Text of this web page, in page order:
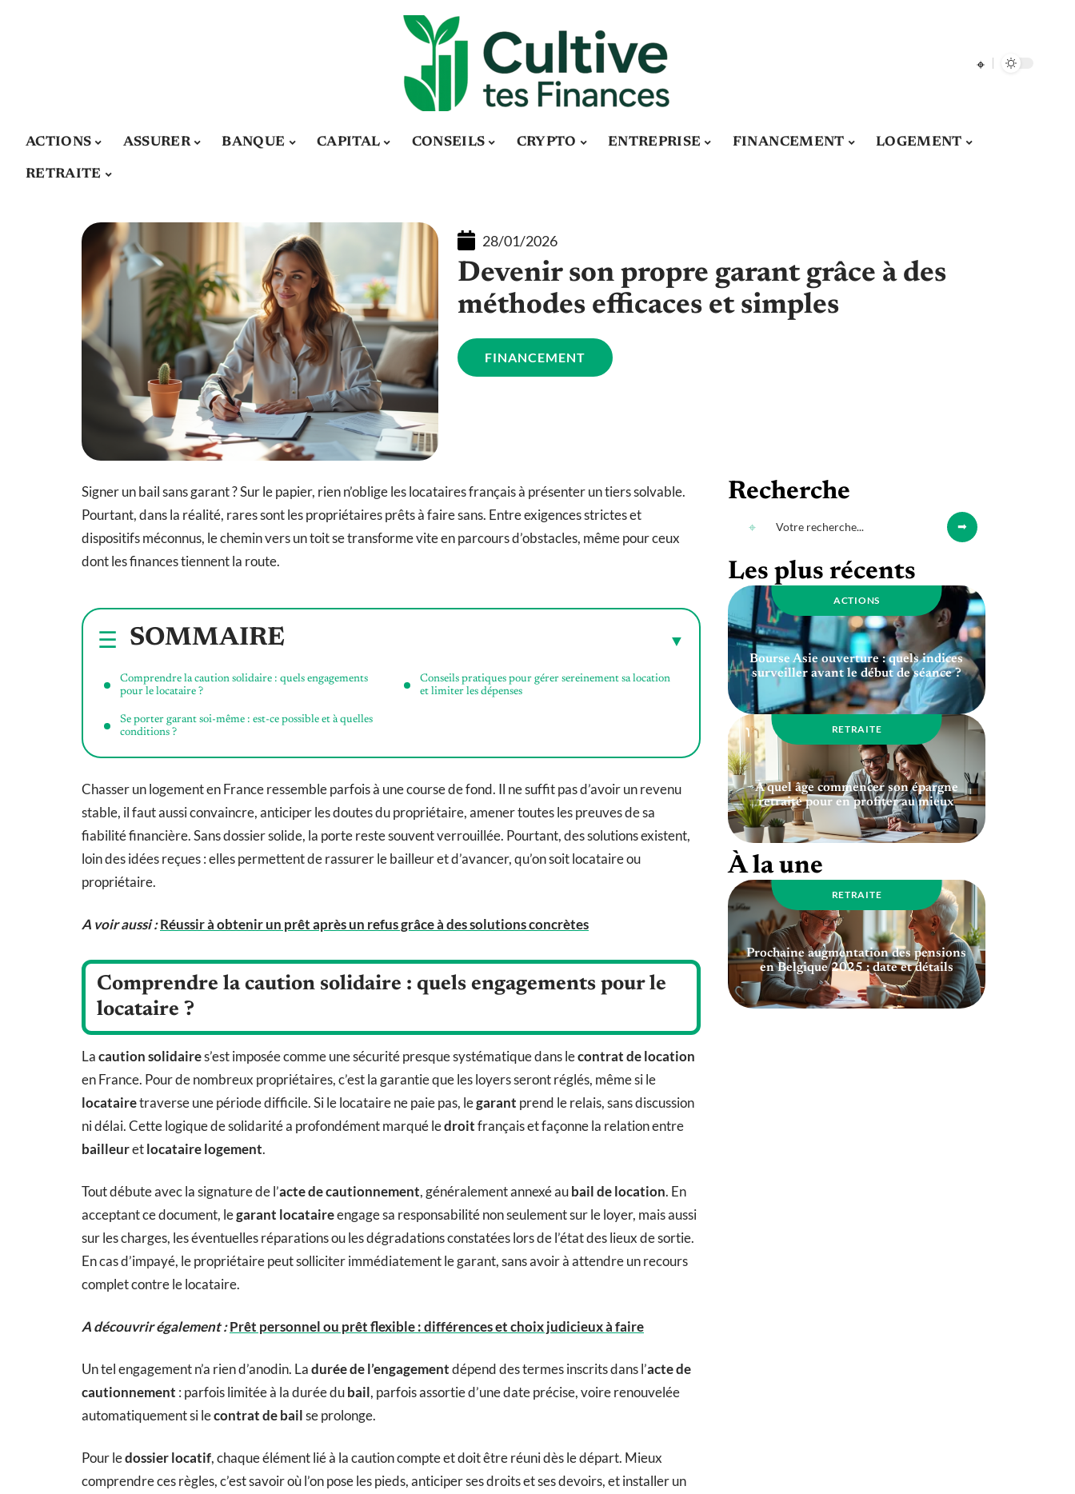
ACTIONS ASSURER BANQUE CAPITAL CONSEILS CRYPTO ENTREPRISE FINANCEMENT LOGEMENT
RETRAITE
28/01/2026
Devenir son propre garant grâce à des
méthodes efficaces et simples
FINANCEMENT
Signer un bail sans garant ? Sur le papier, rien n’oblige les locataires français à présenter un tiers solvable.
Pourtant, dans la réalité, rares sont les propriétaires prêts à faire sans. Entre exigences strictes et
dispositifs méconnus, le chemin vers un toit se transforme vite en parcours d’obstacles, même pour ceux
dont les finances tiennent la route.
SOMMAIRE
Comprendre la caution solidaire : quels engagements
pour le locataire ?
Se porter garant soi-même : est-ce possible et à quelles
conditions ?
Conseils pratiques pour gérer sereinement sa location
et limiter les dépenses
Chasser un logement en France ressemble parfois à une course de fond. Il ne suffit pas d’avoir un revenu
stable, il faut aussi convaincre, anticiper les doutes du propriétaire, amener toutes les preuves de sa
fiabilité financière. Sans dossier solide, la porte reste souvent verrouillée. Pourtant, des solutions existent,
loin des idées reçues : elles permettent de rassurer le bailleur et d’avancer, qu’on soit locataire ou
propriétaire.
A voir aussi :Réussir à obtenir un prêt après un refus grâce à des solutions concrètes
Comprendre la caution solidaire : quels engagements pour le
locataire ?
Lacaution solidaires’est imposée comme une sécurité presque systématique dans lecontrat de location
en France. Pour de nombreux propriétaires, c’est la garantie que les loyers seront réglés, même si le
locatairetraverse une période difficile. Si le locataire ne paie pas, legarant prend le relais, sans discussion
ni délai. Cette logique de solidarité a profondément marqué ledroitfrançais et façonne la relation entre
bailleuretlocataire logement.
Tout débute avec la signature de l’acte de cautionnement, généralement annexé aubail de location. En
acceptant ce document, legarant locataireengage sa responsabilité non seulement sur le loyer, mais aussi
sur les charges, les éventuelles réparations ou les dégradations constatées lors de l’état des lieux de sortie.
En cas d’impayé, le propriétaire peut solliciter immédiatement le garant, sans avoir à attendre un recours
complet contre le locataire.
A découvrir également :Prêt personnel ou prêt flexible : différences et choix judicieux à faire
Un tel engagement n’a rien d’anodin. Ladurée de l’engagementdépend des termes inscrits dans l’acte de
cautionnement : parfois limitée à la durée dubail, parfois assortie d’une date précise, voire renouvelée
automatiquement si lecontrat de bailse prolonge.
Pour ledossier locatif, chaque élément lié à la caution compte et doit être réuni dès le départ. Mieux
comprendre ces règles, c’est savoir où l’on pose les pieds, anticiper ses droits et ses devoirs, et installer un
Recherche
Les plus récents
ACTIONS
Bourse Asie ouverture : quels indices
surveiller avant le début de séance ?
RETRAITE
À quel âge commencer son épargne
retraite pour en profiter au mieux
À la une
RETRAITE
Prochaine augmentation des pensions
en Belgique 2025 : date et détails